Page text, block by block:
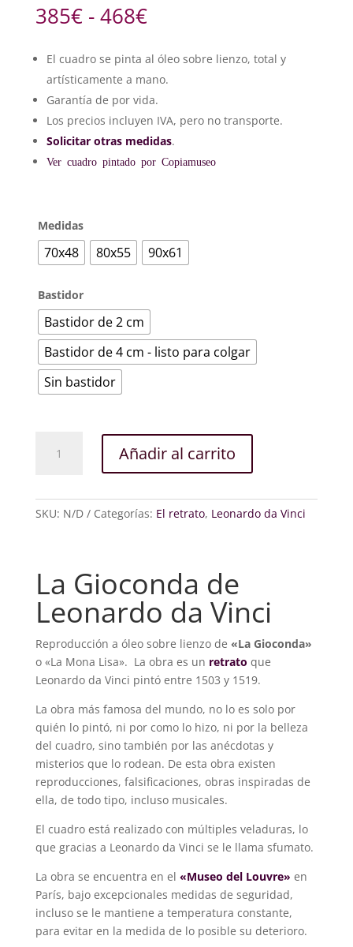
385€ - 468€Rango
de
precios:
desde
385€
hasta
468€
El cuadro se pinta al óleo sobre lienzo, total y
artísticamente a mano.
Garantía de por vida.
Los precios incluyen IVA, pero no transporte.
Solicitar otras medidas.
Ver cuadro pintado por Copiamuseo
Medidas
70x48 80x55 90x61
Bastidor
Bastidor de 2 cm
Bastidor de 4 cm - listo para colgar
Sin bastidor
Gioconda
Añadir al carrito
SKU: N/D Categorías: El retrato, Leonardo da Vinci
La Gioconda de
Leonardo da Vinci
Reproducción a óleo sobre lienzo de «La Gioconda»
o «La Mona Lisa». La obra es un retrato que
Leonardo da Vinci pintó entre 1503 y 1519.
La obra más famosa del mundo, no lo es solo por
quién lo pintó, ni por como lo hizo, ni por la belleza
del cuadro, sino también por las anécdotas y
misterios que lo rodean. De esta obra existen
reproducciones, falsificaciones, obras inspiradas de
ella, de todo tipo, incluso musicales.
El cuadro está realizado con múltiples veladuras, lo
que gracias a Leonardo da Vinci se le llama sfumato.
La obra se encuentra en el «Museo del Louvre» en
París, bajo excepcionales medidas de seguridad,
incluso se le mantiene a temperatura constante,
para evitar en la medida de lo posible su deterioro.